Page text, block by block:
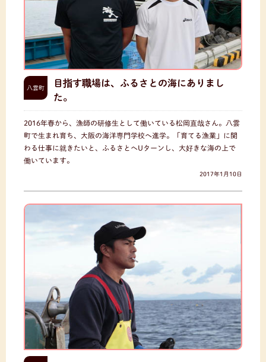
八雲町
目指す職場は、ふるさとの海にありまし
た。
2016年春から、漁師の研修生として働いている松岡直哉さん。八雲
町で生まれ育ち、大阪の海洋専門学校へ進学。「育てる漁業」に関
わる仕事に就きたいと、ふるさとへUターンし、大好きな海の上で
働いています。
2017年1月10日